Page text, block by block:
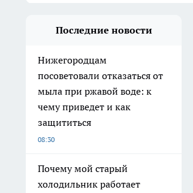
Последние новости
Нижегородцам
посоветовали отказаться от
мыла при ржавой воде: к
чему приведет и как
защититься
08:30
Почему мой старый
холодильник работает